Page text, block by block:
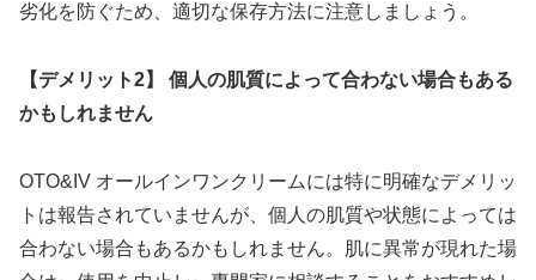
劣化を防ぐため、適切な保存方法に注意しましょう。
【デメリット2】 個人の肌質によって合わない場合もある
かもしれません
OTO&IV オールインワンクリームには特に明確なデメリッ
トは報告されていませんが、個人の肌質や状態によっては
合わない場合もあるかもしれません。肌に異常が現れた場